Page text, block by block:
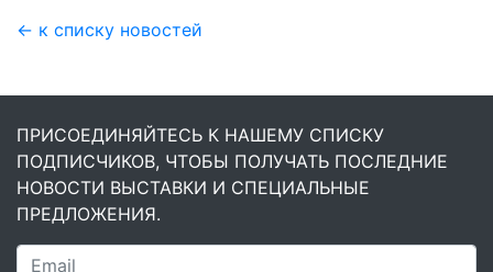
← к списку новостей
ПРИСОЕДИНЯЙТЕСЬ К НАШЕМУ СПИСКУ
ПОДПИСЧИКОВ, ЧТОБЫ ПОЛУЧАТЬ ПОСЛЕДНИЕ
НОВОСТИ ВЫСТАВКИ И СПЕЦИАЛЬНЫЕ
ПРЕДЛОЖЕНИЯ.